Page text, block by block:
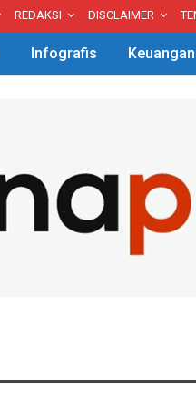
REDAKSI DISCLAIMER
Infografis Keuangan